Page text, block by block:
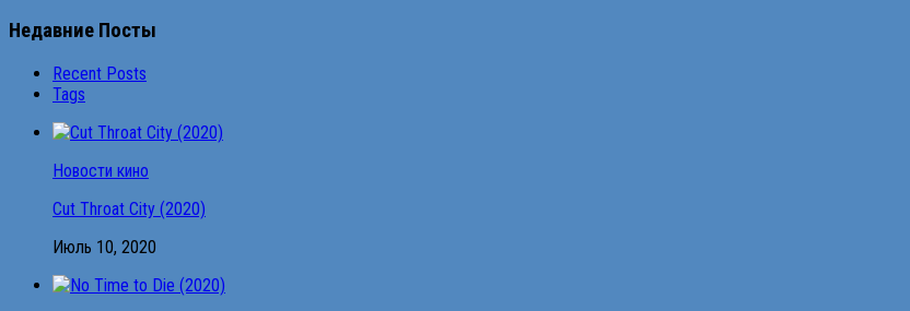
Недавние Посты
Recent Posts
Tags
Новости кино
Cut Throat City (2020)
Июль 10, 2020